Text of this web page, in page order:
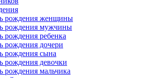
рождения женщины
рождения мужчины
рождения ребенка
рождения дочери
рождения сына
рождения девочки
рождения мальчика